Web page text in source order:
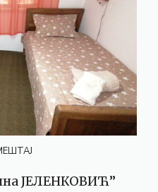
ЈЕЛЕНКОВИЋ”